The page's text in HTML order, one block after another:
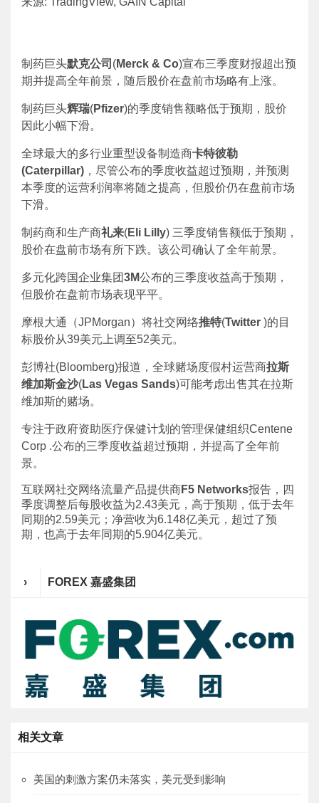
制药巨头默克公司 (Merck & Co)宣布三季度财报超出预
期并提高全年前景，随后股价在盘前市场略有上涨。
制药巨头辉瑞(Pfizer)的季度销售额略低于预期，股价
因此小幅下滑。
全球最大的多行业重型设备制造商卡特彼勒
(Caterpillar) ，尽管公布的季度收益超过预期，并预测
本季度的运营利润率将随之提高，但股价仍在盘前市场
下滑。
制药商和生产商礼来(Eli Lilly) 三季度销售额低于预期，
股价在盘前市场有所下跌。该公司确认了全年前景。
多元化跨国企业集团3M公布的三季度收益高于预期，
但股价在盘前市场表现平平。
摩根大通（JPMorgan）将社交网络推特(Twitter )的目
标股价从39美元上调至52美元。
彭博社(Bloomberg)报道，全球赌场度假村运营商拉斯
维加斯金沙(Las Vegas Sands)可能考虑出售其在拉斯
维加斯的赌场。
专注于政府资助医疗保健计划的管理保健组织Centene
Corp .公布的三季度收益超过预期，并提高了全年前
景。
互联网社交网络流量产品提供商F5 Networks报告，四
季度调整后每股收益为2.43美元，高于预期，低于去年
同期的2.59美元；净营收为6.148亿美元，超过了预
期，也高于去年同期的5.904亿美元。
› FOREX 嘉盛集团
相关文章
美国的刺激方案仍未落实，美元受到影响